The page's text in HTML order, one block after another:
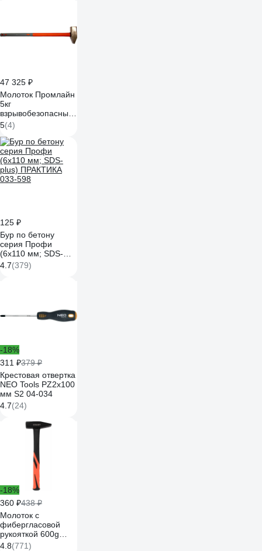
47 325 ₽
Молоток Промлайн
5кг
взрывобезопасный
Be-Cu
ПЛ03331964_z024
5(4)
125 ₽
Бур по бетону
серия Профи
(6х110 мм; SDS-
plus) ПРАКТИКА
033-598
4.7(379)
-18%
311 ₽379 ₽
Крестовая отвертка
NEO Tools PZ2x100
мм S2 04-034
4.7(24)
-18%
360 ₽438 ₽
Молоток с
фибергласовой
рукояткой 600g
Gigant HHT600-1
4.8(771)